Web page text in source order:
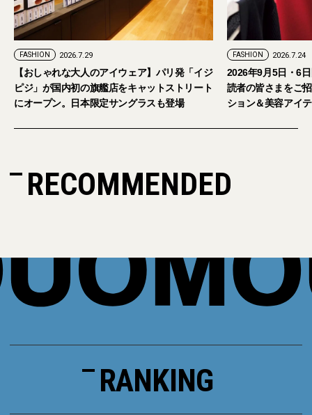
ア】パリ発「イジ
ャットストリート
ラスも登場
2026年9月5日・6日開催。「試着フェス®︎」に
読者の皆さまをご招待。【2026年秋冬ファッ
ション＆美容アイテム試し放題】
RECOMMENDED
RANKING